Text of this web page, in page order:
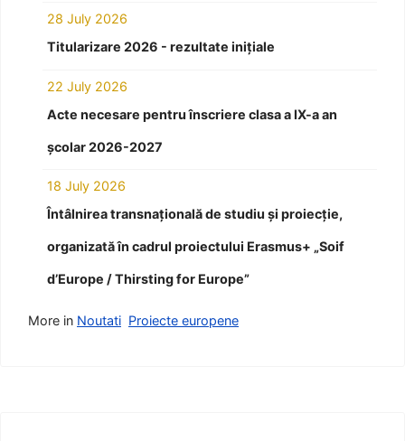
28 July 2026
Titularizare 2026 - rezultate inițiale
22 July 2026
Acte necesare pentru înscriere clasa a IX-a an
școlar 2026-2027
18 July 2026
Întâlnirea transnațională de studiu și proiecție,
organizată în cadrul proiectului Erasmus+ „Soif
d’Europe / Thirsting for Europe”
More in Noutati Proiecte europene